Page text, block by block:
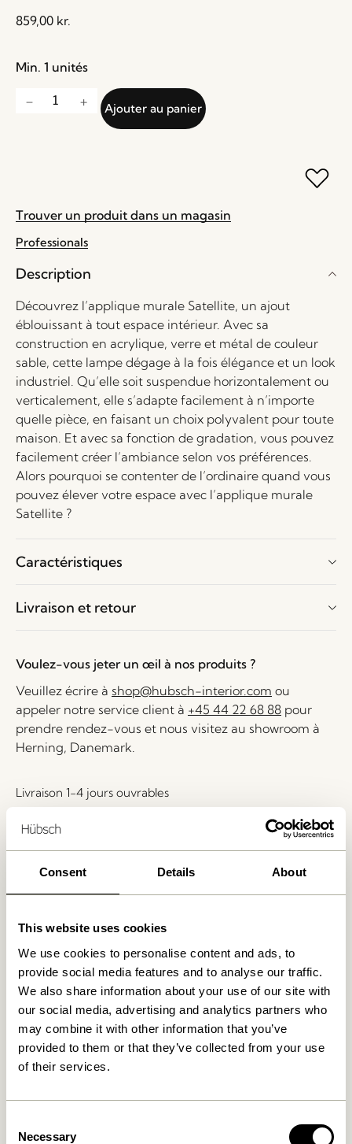
Consent Details About
This website uses cookies
We use cookies to personalise content and ads, to
provide social media features and to analyse our traffic.
We also share information about your use of our site with
our social media, advertising and analytics partners who
may combine it with other information that you’ve
provided to them or that they’ve collected from your use
of their services.
Selection
Necessary
859,00 kr.
Min. 1 unités
Ajouter au panier
Trouver un produit dans un magasin
Professionals
Description
Découvrez l’applique murale Satellite, un ajout
éblouissant à tout espace intérieur. Avec sa
construction en acrylique, verre et métal de couleur
sable, cette lampe dégage à la fois élégance et un look
industriel. Qu’elle soit suspendue horizontalement ou
verticalement, elle s’adapte facilement à n’importe
quelle pièce, en faisant un choix polyvalent pour toute
maison. Et avec sa fonction de gradation, vous pouvez
facilement créer l’ambiance selon vos préférences.
Alors pourquoi se contenter de l’ordinaire quand vous
pouvez élever votre espace avec l’applique murale
Satellite ?
Caractéristiques
Livraison et retour
Voulez-vous jeter un œil à nos produits ?
Veuillez écrire à shop@hubsch-interior.com ou
appeler notre service client à +45 44 22 68 88 pour
prendre rendez-vous et nous visitez au showroom à
Herning, Danemark.
Livraison 1-4 jours ouvrables
Livraison gratuite à partir de
Produits similaires